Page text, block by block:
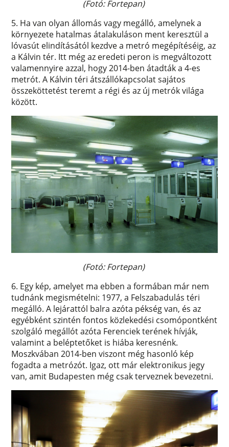
(Fotó: Fortepan)
5. Ha van olyan állomás vagy megálló, amelynek a
környezete hatalmas átalakuláson ment keresztül a
lóvasút elindításától kezdve a metró megépítéséig, az
a Kálvin tér. Itt még az eredeti peron is megváltozott
valamennyire azzal, hogy 2014-ben átadták a 4-es
metrót. A Kálvin téri átszállókapcsolat sajátos
összeköttetést teremt a régi és az új metrók világa
között.
(Fotó: Fortepan)
6. Egy kép, amelyet ma ebben a formában már nem
tudnánk megismételni: 1977, a Felszabadulás téri
megálló. A lejárattól balra azóta pékség van, és az
egyébként szintén fontos közlekedési csomópontként
szolgáló megállót azóta Ferenciek terének hívják,
valamint a beléptetőket is hiába keresnénk.
Moszkvában 2014-ben viszont még hasonló kép
fogadta a metrózót. Igaz, ott már elektronikus jegy
van, amit Budapesten még csak terveznek bevezetni.